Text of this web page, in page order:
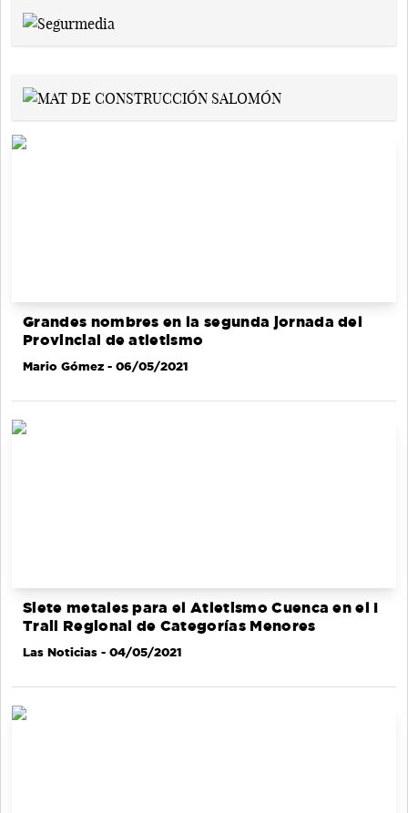
Grandes nombres en la segunda jornada del
Provincial de atletismo
Mario Gómez - 06/05/2021
Siete metales para el Atletismo Cuenca en el I
Trail Regional de Categorías Menores
Las Noticias - 04/05/2021